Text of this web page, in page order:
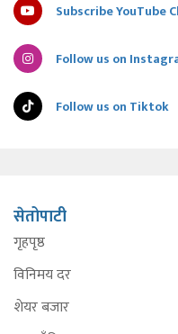
Subscribe YouTube
Follow us on
Follow us on Tiktok
सेतोपाटी
गृहपृष्ठ
विनिमय दर
शेयर बजार